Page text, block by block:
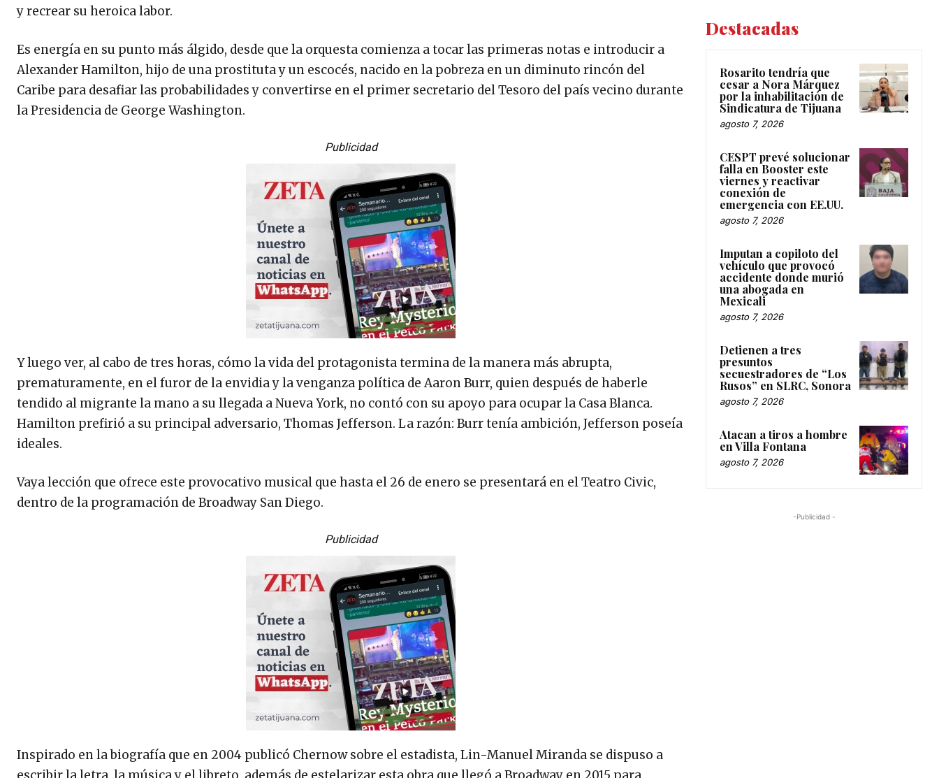
y recrear su heroica labor.
Es energía en su punto más álgido, desde que la orquesta comienza a tocar las primeras notas e introducir a
Alexander Hamilton, hijo de una prostituta y un escocés, nacido en la pobreza en un diminuto rincón del
Caribe para desafiar las probabilidades y convertirse en el primer secretario del Tesoro del país vecino durante
la Presidencia de George Washington.
Publicidad
Y luego ver, al cabo de tres horas, cómo la vida del protagonista termina de la manera más abrupta,
prematuramente, en el furor de la envidia y la venganza política de Aaron Burr, quien después de haberle
tendido al migrante la mano a su llegada a Nueva York, no contó con su apoyo para ocupar la Casa Blanca.
Hamilton prefirió a su principal adversario, Thomas Jefferson. La razón: Burr tenía ambición, Jefferson poseía
ideales.
Vaya lección que ofrece este provocativo musical que hasta el 26 de enero se presentará en el Teatro Civic,
dentro de la programación de Broadway San Diego.
Publicidad
Inspirado en la biografía que en 2004 publicó Chernow sobre el estadista, Lin-Manuel Miranda se dispuso a
Destacadas
Rosarito tendría que
cesar a Nora Márquez
por la inhabilitación de
Sindicatura de Tijuana
agosto 7, 2026
CESPT prevé solucionar
falla en Booster este
viernes y reactivar
conexión de
emergencia con EE.UU.
agosto 7, 2026
Imputan a copiloto del
vehículo que provocó
accidente donde murió
una abogada en
Mexicali
agosto 7, 2026
Detienen a tres
presuntos
secuestradores de “Los
Rusos” en SLRC, Sonora
agosto 7, 2026
Atacan a tiros a hombre
en Villa Fontana
agosto 7, 2026
-Publicidad -